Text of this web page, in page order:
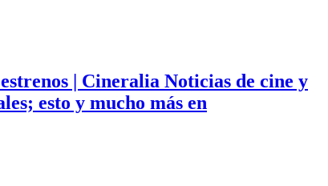
| Cineralia Noticias de cine y
esto y mucho más en